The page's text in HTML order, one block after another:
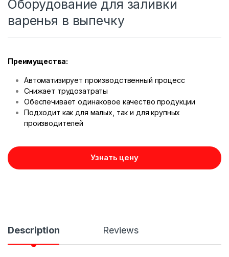
Оборудование для заливки
варенья в выпечку
Преимущества:
Автоматизирует производственный процесс
Снижает трудозатраты
Обеспечивает одинаковое качество продукции
Подходит как для малых, так и для крупных
производителей
Узнать цену
Description Reviews